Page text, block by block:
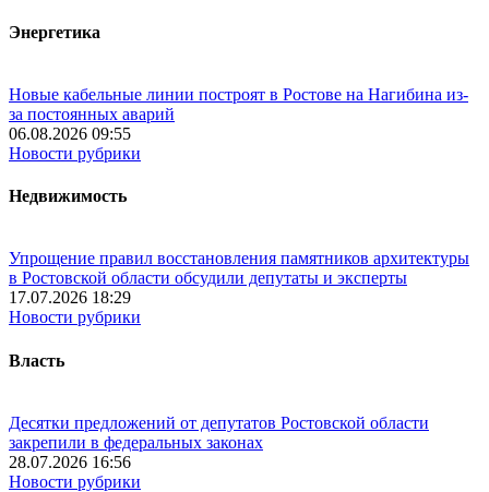
Энергетика
Новые кабельные линии построят в Ростове на Нагибина из-
за постоянных аварий
06.08.2026 09:55
Новости рубрики
Недвижимость
Упрощение правил восстановления памятников архитектуры
в Ростовской области обсудили депутаты и эксперты
17.07.2026 18:29
Новости рубрики
Власть
Десятки предложений от депутатов Ростовской области
закрепили в федеральных законах
28.07.2026 16:56
Новости рубрики